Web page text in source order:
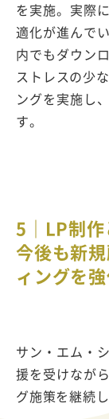
を実施。実際
適化が進んで
内でもダウン
ストレスの少
ングを実施し
す。
5｜LP制
今後も新
ィングを
サン・エム・
援を受けなが
グ施策を継続